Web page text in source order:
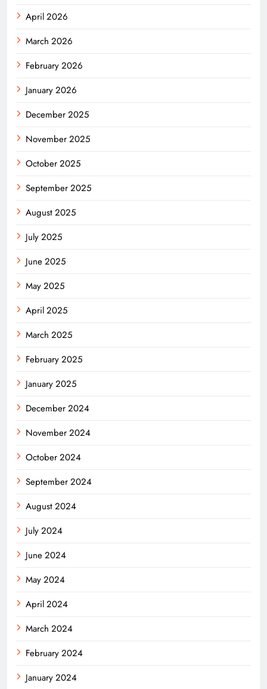
April 2026
March 2026
February 2026
January 2026
December 2025
November 2025
October 2025
September 2025
August 2025
July 2025
June 2025
May 2025
April 2025
March 2025
February 2025
January 2025
December 2024
November 2024
October 2024
September 2024
August 2024
July 2024
June 2024
May 2024
April 2024
March 2024
February 2024
January 2024